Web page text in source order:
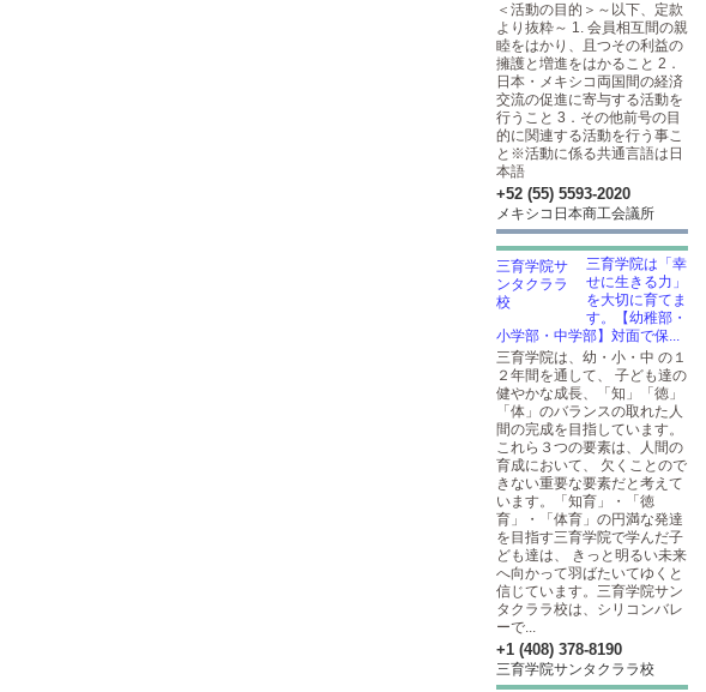
＜活動の目的＞～以下、定款
より抜粋～ 1. 会員相互間の親
睦をはかり、且つその利益の
擁護と増進をはかること 2．
日本・メキシコ両国間の経済
交流の促進に寄与する活動を
行うこと 3．その他前号の目
的に関連する活動を行う事こ
と※活動に係る共通言語は日
本語
+52 (55) 5593-2020
メキシコ日本商工会議所
三育学院は「幸
せに生きる力」
を大切に育てま
す。【幼稚部・
小学部・中学部】対面で保...
三育学院は、幼・小・中 の１
２年間を通して、 子ども達の
健やかな成長、「知」「徳」
「体」のバランスの取れた人
間の完成を目指しています。
これら３つの要素は、人間の
育成において、 欠くことので
きない重要な要素だと考えて
います。「知育」・「徳
育」・「体育」の円満な発達
を目指す三育学院で学んだ子
ども達は、 きっと明るい未来
へ向かって羽ばたいてゆくと
信じています。三育学院サン
タクララ校は、シリコンバレ
ーで...
+1 (408) 378-8190
三育学院サンタクララ校